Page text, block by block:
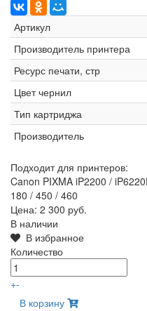
Артикул
Производитель принтера
Ресурс печати, стр
Цвет чернил
Тип картриджа
Производитель
Подходит для принтеров:
Canon PIXMA iP2200 /
180 / 450 / 460
Цена: 2 300 руб.
В наличии
В избранное
Количество
+-
В корзину